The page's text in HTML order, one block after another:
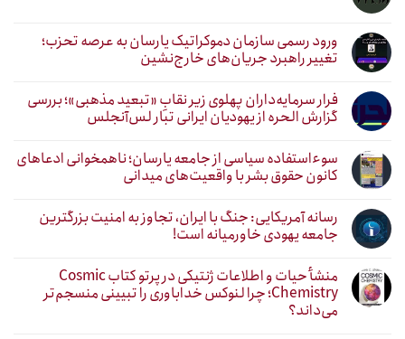
ورود رسمی سازمان دموکراتیک یارسان به عرصه تحزب؛
تغییر راهبرد جریان‌های خارج‌نشین
فرار سرمایه‌داران پهلوی زیر نقابِ «تبعید مذهبی»؛ بررسی
گزارش الحره از یهودیان ایرانی تبار لس‌آنجلس
سوءاستفاده سیاسی از جامعه یارسان؛ ناهمخوانی ادعاهای
کانون حقوق بشر با واقعیت‌های میدانی
رسانه آمریکایی: جنگ با ایران، تجاوز به امنیت بزرگترین
جامعه یهودی خاورمیانه است!
منشأ حیات و اطلاعات ژنتیکی در پرتو کتاب Cosmic
Chemistry؛ چرا لنوکس خداباوری را تبیینی منسجم‌تر
می‌داند؟